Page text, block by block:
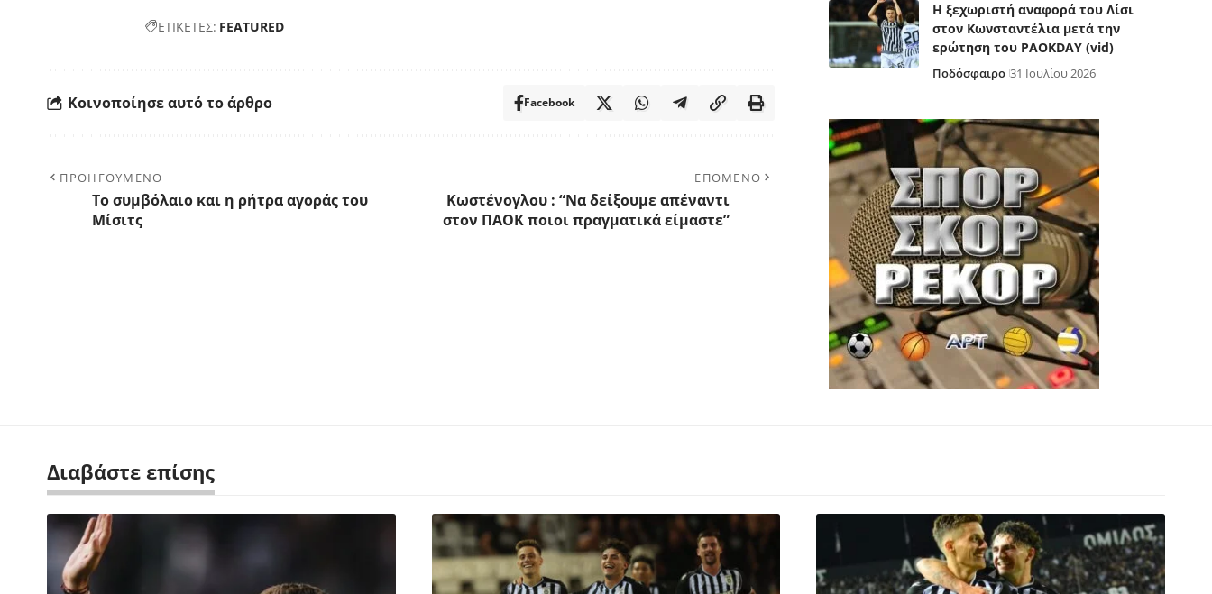
ΕΤΙΚΕΤΕΣ: FEATURED
Κοινοποίησε αυτό το άρθρο Facebook
ΠΡΟΗΓΟΥΜΕΝΟ
Το συμβόλαιο και η ρήτρα αγοράς του
Μίσιτς
ΕΠΟΜΕΝΟ
Κωστένογλου : “Να δείξουμε απέναντι
στον ΠΑΟΚ ποιοι πραγματικά είμαστε”
Η ξεχωριστή αναφορά του Λίσι
στον Κωνσταντέλια μετά την
ερώτηση του PAOKDAY (vid)
Ποδόσφαιρο 31 Ιουλίου 2026
Διαβάστε επίσης